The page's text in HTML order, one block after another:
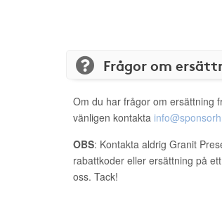
Frågor om
Om du har frågor om ersättning
vänligen kontakta
OBS: Kontakta aldrig Granit
rabattkoder eller ersättning på
oss. Tack!